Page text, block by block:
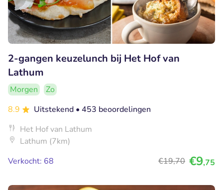
2-gangen keuzelunch bij Het Hof van
Lathum
Morgen
Zo
8.9
Uitstekend • 453 beoordelingen
Het Hof van Lathum
Lathum (7km)
Verkocht: 68
€19,70 €9,75